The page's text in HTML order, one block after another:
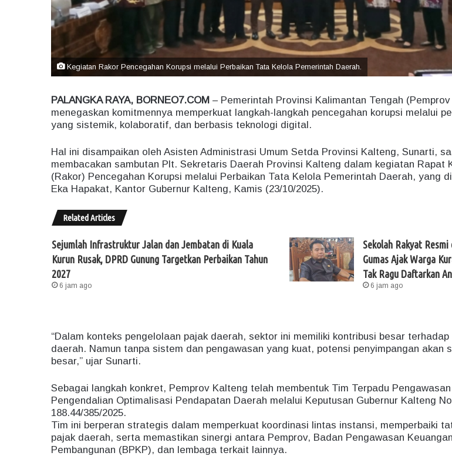
Kegiatan Rakor Pencegahan Korupsi melalui Perbaikan Tata Kelola Pemerintah Daerah.
PALANGKA RAYA, BORNEO7.COM – Pemerintah Provinsi Kalimantan Tengah
menegaskan komitmennya memperkuat langkah-langkah pencegahan korupsi melalui
yang sistemik, kolaboratif, dan berbasis teknologi digital.
Hal ini disampaikan oleh Asisten Administrasi Umum Setda Provinsi Kalteng, Sunarti,
membacakan sambutan Plt. Sekretaris Daerah Provinsi Kalteng dalam kegiatan Rapat
(Rakor) Pencegahan Korupsi melalui Perbaikan Tata Kelola Pemerintah Daerah, yang
Eka Hapakat, Kantor Gubernur Kalteng, Kamis (23/10/2025).
Related Articles
Sejumlah Infrastruktur Jalan dan Jembatan di Kuala
Kurun Rusak, DPRD Gunung Targetkan Perbaikan Tahun
2027
6 jam ago
Sekolah Rakyat Resmi
Gumas Ajak Warga
Tak Ragu Daftarkan
6 jam ago
“Dalam konteks pengelolaan pajak daerah, sektor ini memiliki kontribusi besar terhadap
daerah. Namun tanpa sistem dan pengawasan yang kuat, potensi penyimpangan akan
besar,” ujar Sunarti.
Sebagai langkah konkret, Pemprov Kalteng telah membentuk Tim Terpadu
Pengendalian Optimalisasi Pendapatan Daerah melalui Keputusan Gubernur Kalteng
188.44/385/2025.
Tim ini berperan strategis dalam memperkuat koordinasi lintas instansi, memperbaiki
pajak daerah, serta memastikan sinergi antara Pemprov, Badan Pengawasan
Pembangunan (BPKP), dan lembaga terkait lainnya.